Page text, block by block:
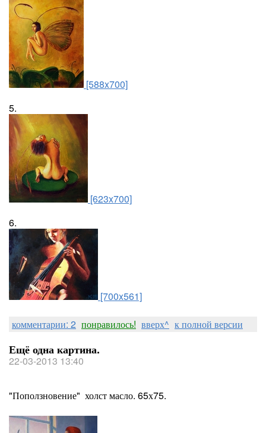
[588x700]
5.
[623x700]
6.
[700x561]
комментарии: 2 понравилось! вверх^ к полной версии
Ещё одна картина.
22-03-2013 13:40
"Поползновение" холст масло. 65х75.